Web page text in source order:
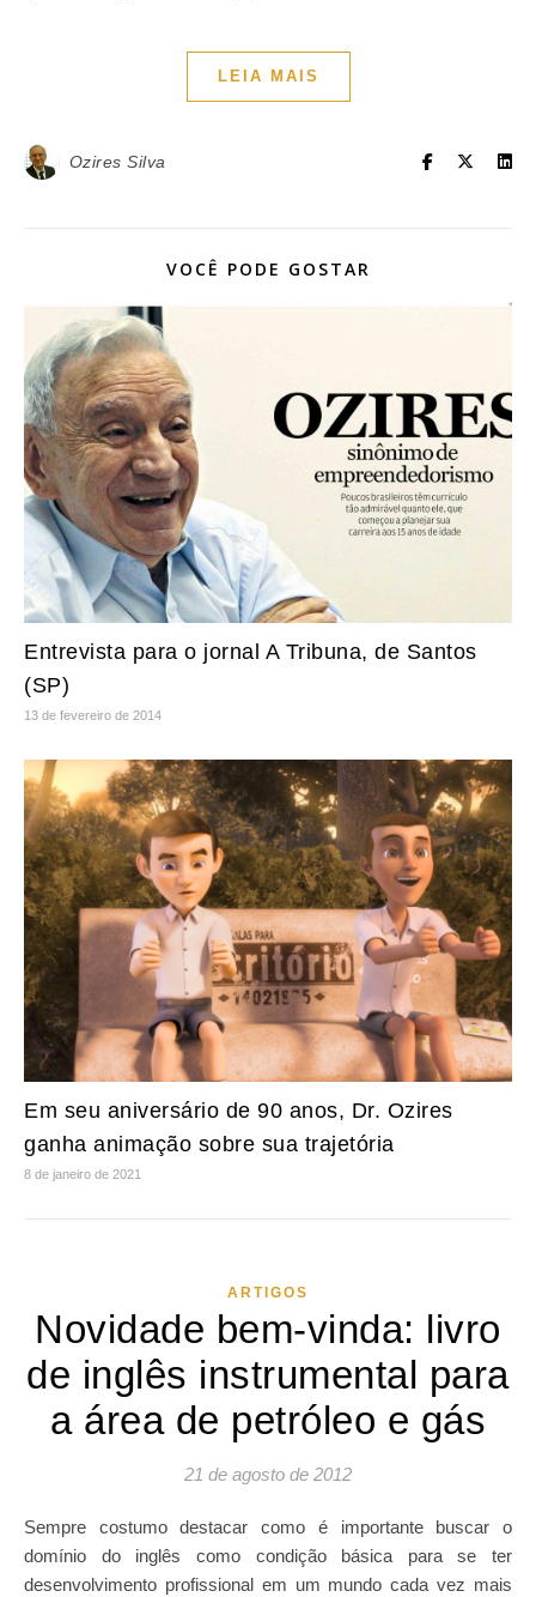
LEIA MAIS
Ozires Silva
VOCÊ PODE GOSTAR
Entrevista para o jornal A Tribuna, de Santos
(SP)
13 de fevereiro de 2014
Em seu aniversário de 90 anos, Dr. Ozires
ganha animação sobre sua trajetória
8 de janeiro de 2021
ARTIGOS
Novidade bem-vinda: livro
de inglês instrumental para
a área de petróleo e gás
21 de agosto de 2012
Sempre costumo destacar como é importante buscar o
domínio do inglês como condição básica para se ter
desenvolvimento profissional em um mundo cada vez mais